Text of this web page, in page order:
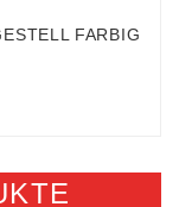
FARBIG